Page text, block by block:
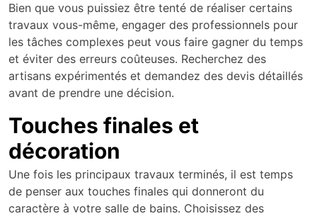
Bien que vous puissiez être tenté de réaliser certains
travaux vous-même, engager des professionnels pour
les tâches complexes peut vous faire gagner du temps
et éviter des erreurs coûteuses. Recherchez des
artisans expérimentés et demandez des devis détaillés
avant de prendre une décision.
Touches finales et
décoration
Une fois les principaux travaux terminés, il est temps
de penser aux touches finales qui donneront du
caractère à votre salle de bains. Choisissez des